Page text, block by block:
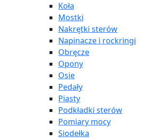
Koła
Mostki
Nakrętki sterów
Napinacze i rockringi
Obręcze
Opony
Osie
Pedały
Piasty
Podkładki sterów
Pomiary mocy
Siodełka